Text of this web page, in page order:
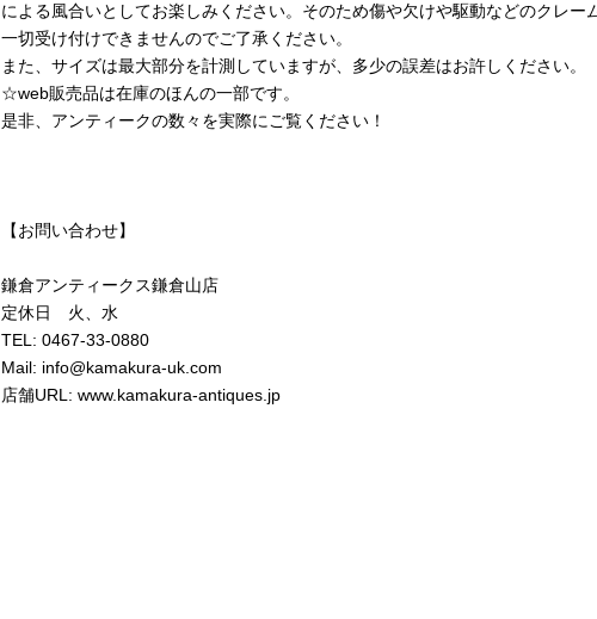
による風合いとしてお楽しみください。そのため傷や欠けや駆動などのクレー
一切受け付けできませんのでご了承ください。
また、サイズは最大部分を計測していますが、多少の誤差はお許しください。
☆web販売品は在庫のほんの一部です。
是非、アンティークの数々を実際にご覧ください！
【お問い合わせ】
鎌倉アンティークス鎌倉山店
定休日 火、水
TEL: 0467-33-0880
Mail: info@kamakura-uk.com
店舗URL: www.kamakura-antiques.jp